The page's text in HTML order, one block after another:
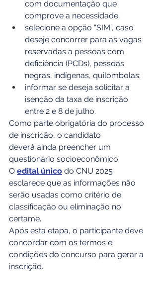
com documentação que
comprove a necessidade;
selecione a opção “SIM”, caso
deseje concorrer para as vagas
reservadas a pessoas com
deficiência (PCDs), pessoas
negras, indígenas, quilombolas;
informar se deseja solicitar a
isenção da taxa de inscrição
entre 2 e 8 de julho.
Como parte obrigatória do processo
de inscrição, o candidato
deverá ainda preencher um
questionário socioeconômico.
O edital único do CNU 2025
esclarece que as informações não
serão usadas como critério de
classificação ou eliminação no
certame.
Após esta etapa, o participante deve
concordar com os termos e
condições do concurso para gerar a
inscrição.